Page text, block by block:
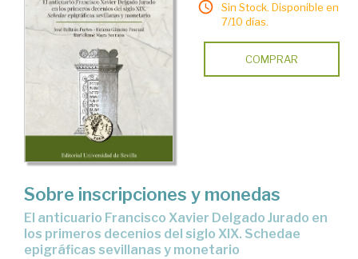
Sin Stock. Disponible en
7/10 días.
COMPRAR
Sobre inscripciones y monedas
El anticuario Francisco Xavier Delgado Jurado en
los primeros decenios del siglo XIX. Schedae
epigráficas sevillanas y monetario